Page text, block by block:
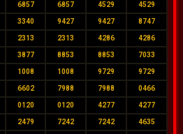
6857 6857 4529 4529
3340 9427 9427 8747
2313 2313 4286 4286
3877 8853 8853 7033
1008 1008 9729 9729
6602 7988 7988 0466
0120 0120 4277 4277
2479 7242 7242 4635